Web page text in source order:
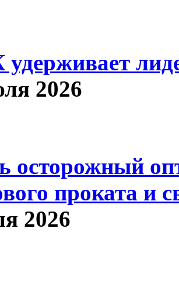
2026
осторожный
проката и
2026